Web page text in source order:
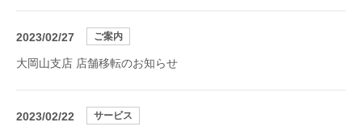
2023/02/27 ご案内
大岡山支店 店舗移転のお知らせ
2023/02/22 サービス